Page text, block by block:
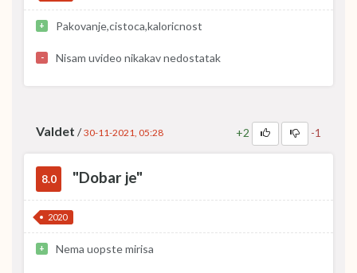
+ Pakovanje,cistoca,kaloricnost
- Nisam uvideo nikakav nedostatak
Valdet / 30-11-2021, 05:28 +2 -1
8.0 "Dobar je"
2020
+ Nema uopste mirisa